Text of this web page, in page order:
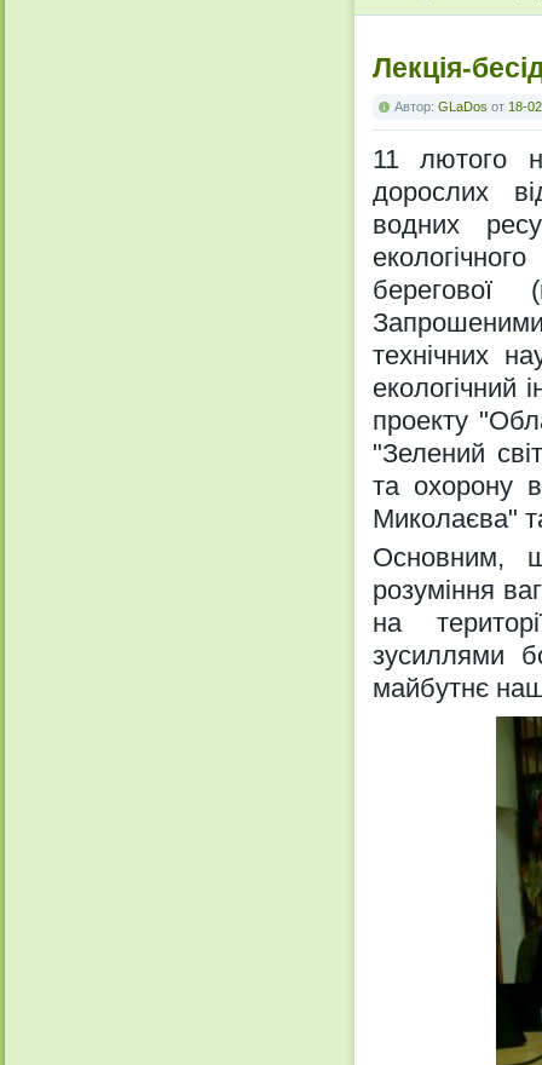
Лекція-
Автор: GLaDos от 18-
11 лютого
дорослих
водних
берегової
технічних
екологічний
проекту
"Зелений
та охорону
Миколаєва"
Основним,
розуміння
на
зусиллями
майбутнє